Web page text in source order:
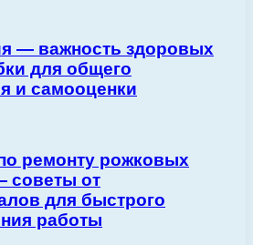
— важность здоровых
для общего
и самооценки
ремонту рожковых
советы от
для быстрого
работы